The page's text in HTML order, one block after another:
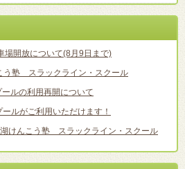
場開放について(8月9日まで)
う塾 スラックライン・スクール
ールの利用再開について
ルがご利用いただけます！
けんこう塾 スラックライン・スクール